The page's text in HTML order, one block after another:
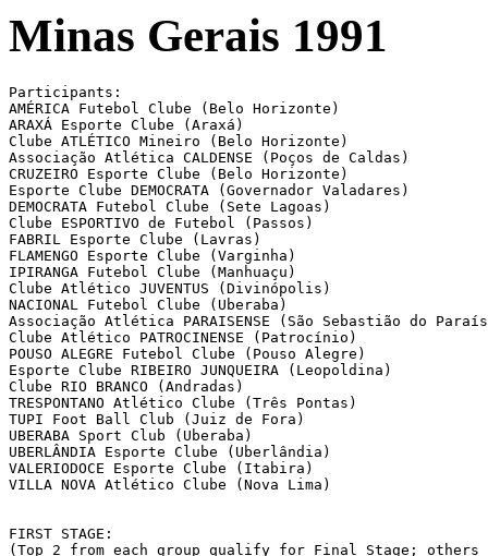
Minas Gerais 1991
Participants:
AMÉRICA Futebol Clube (Belo Horizonte)
ARAXÁ Esporte Clube (Araxá)
Clube ATLÉTICO Mineiro (Belo Horizonte)
Associação Atlética CALDENSE (Poços de Caldas)
CRUZEIRO Esporte Clube (Belo Horizonte)
Esporte Clube DEMOCRATA (Governador Valadares)
DEMOCRATA Futebol Clube (Sete Lagoas)
Clube ESPORTIVO de Futebol (Passos)
FABRIL Esporte Clube (Lavras)
FLAMENGO Esporte Clube (Varginha)
IPIRANGA Futebol Clube (Manhuaçu)
Clube Atlético JUVENTUS (Divinópolis)
NACIONAL Futebol Clube (Uberaba)
Associação Atlética PARAISENSE (São Sebastião do
Clube Atlético PATROCINENSE (Patrocínio)
POUSO ALEGRE Futebol Clube (Pouso Alegre)
Esporte Clube RIBEIRO JUNQUEIRA (Leopoldina)
Clube RIO BRANCO (Andradas)
TRESPONTANO Atlético Clube (Três Pontas)
TUPI Foot Ball Club (Juiz de Fora)
UBERABA Sport Club (Uberaba)
UBERLÂNDIA Esporte Clube (Uberlândia)
VALERIODOCE Esporte Clube (Itabira)
VILLA NOVA Atlético Clube (Nova Lima)
FIRST STAGE: